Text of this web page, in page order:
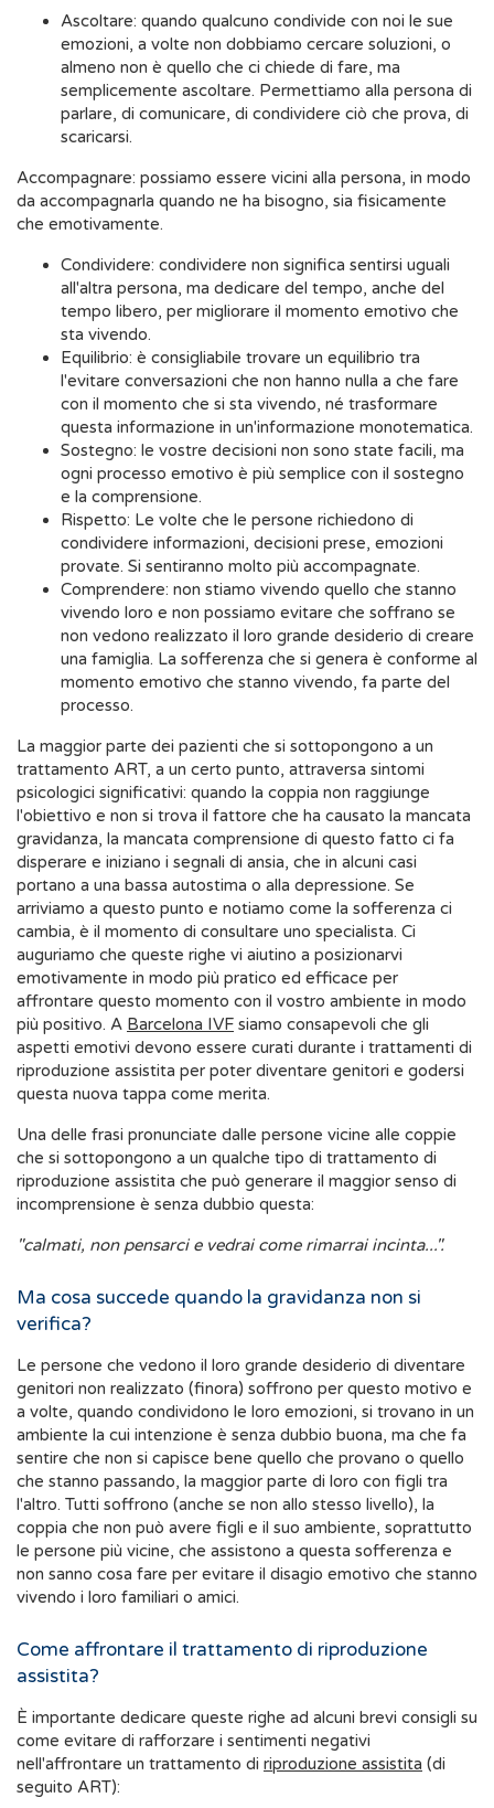
Ascoltare: quando qualcuno condivide con noi le sue
emozioni, a volte non dobbiamo cercare soluzioni, o
almeno non è quello che ci chiede di fare, ma
semplicemente ascoltare. Permettiamo alla persona di
parlare, di comunicare, di condividere ciò che prova, di
scaricarsi.
Accompagnare: possiamo essere vicini alla persona, in modo
da accompagnarla quando ne ha bisogno, sia fisicamente
che emotivamente.
Condividere: condividere non significa sentirsi uguali
all'altra persona, ma dedicare del tempo, anche del
tempo libero, per migliorare il momento emotivo che
sta vivendo.
Equilibrio: è consigliabile trovare un equilibrio tra
l'evitare conversazioni che non hanno nulla a che fare
con il momento che si sta vivendo, né trasformare
questa informazione in un'informazione monotematica.
Sostegno: le vostre decisioni non sono state facili, ma
ogni processo emotivo è più semplice con il sostegno
e la comprensione.
Rispetto: Le volte che le persone richiedono di
condividere informazioni, decisioni prese, emozioni
provate. Si sentiranno molto più accompagnate.
Comprendere: non stiamo vivendo quello che stanno
vivendo loro e non possiamo evitare che soffrano se
non vedono realizzato il loro grande desiderio di creare
una famiglia. La sofferenza che si genera è conforme al
momento emotivo che stanno vivendo, fa parte del
processo.
La maggior parte dei pazienti che si sottopongono a un
trattamento ART, a un certo punto, attraversa sintomi
psicologici significativi: quando la coppia non raggiunge
l'obiettivo e non si trova il fattore che ha causato la mancata
gravidanza, la mancata comprensione di questo fatto ci fa
disperare e iniziano i segnali di ansia, che in alcuni casi
portano a una bassa autostima o alla depressione. Se
arriviamo a questo punto e notiamo come la sofferenza ci
cambia, è il momento di consultare uno specialista. Ci
auguriamo che queste righe vi aiutino a posizionarvi
emotivamente in modo più pratico ed efficace per
affrontare questo momento con il vostro ambiente in modo
più positivo. A Barcelona IVF
aspetti emotivi devono essere curati durante i trattamenti di
riproduzione assistita per poter diventare genitori e godersi
questa nuova tappa come merita.
Una delle frasi pronunciate dalle persone vicine alle coppie
che si sottopongono a un qualche tipo di trattamento di
riproduzione assistita che può generare il maggior senso di
incomprensione è senza dubbio questa:
"calmati, non pensarci e vedrai come rimarrai incinta...".
Ma cosa succede quando la gravidanza non si
verifica?
Le persone che vedono il loro grande desiderio di diventare
genitori non realizzato (finora) soffrono per questo motivo e
a volte, quando condividono le loro emozioni, si trovano in un
ambiente la cui intenzione è senza dubbio buona, ma che fa
sentire che non si capisce bene quello che provano o quello
che stanno passando, la maggior parte di loro con figli tra
l'altro. Tutti soffrono (anche se non allo stesso livello), la
coppia che non può avere figli e il suo ambiente, soprattutto
le persone più vicine, che assistono a questa sofferenza e
non sanno cosa fare per evitare il disagio emotivo che stanno
vivendo i loro familiari o amici.
Come affrontare il trattamento di riproduzione
assistita?
È importante dedicare queste righe ad alcuni brevi consigli su
come evitare di rafforzare i sentimenti negativi
nell'affrontare un trattamento di riproduzione assistita
seguito ART):